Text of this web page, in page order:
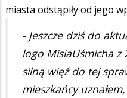
miasta odstąpiły od jego
- Jeszcze dziś do
logo MisiaUśmicha z
silną więź do tej
mieszkańcy